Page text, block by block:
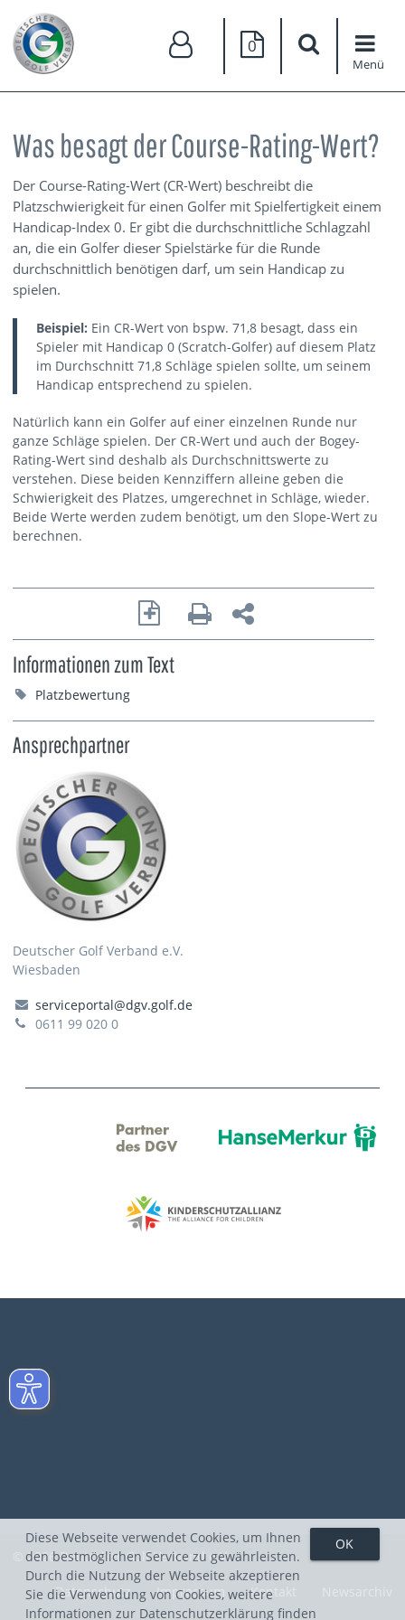
Diese Webseite verwendet Cookies, um Ihnen
den bestmöglichen Service zu gewährleisten.
Durch die Nutzung der Webseite akzeptieren
Sie die Verwendung von Cookies, weitere
Informationen zur Datenschutzerklärung finden
0
Menü
Was besagt der Course-Rating-Wert?
Der Course-Rating-Wert (CR-Wert) beschreibt die
Platzschwierigkeit für einen Golfer mit Spielfertigkeit einem
Handicap-Index 0. Er gibt die durchschnittliche Schlagzahl
an, die ein Golfer dieser Spielstärke für die Runde
durchschnittlich benötigen darf, um sein Handicap zu
spielen.
Beispiel: Ein CR-Wert von bspw. 71,8 besagt, dass ein
Spieler mit Handicap 0 (Scratch-Golfer) auf diesem Platz
im Durchschnitt 71,8 Schläge spielen sollte, um seinem
Handicap entsprechend zu spielen.
Natürlich kann ein Golfer auf einer einzelnen Runde nur
ganze Schläge spielen. Der CR-Wert und auch der Bogey-
Rating-Wert sind deshalb als Durchschnittswerte zu
verstehen. Diese beiden Kennziffern alleine geben die
Schwierigkeit des Platzes, umgerechnet in Schläge, wieder.
Beide Werte werden zudem benötigt, um den Slope-Wert zu
berechnen.
Informationen zum Text
Platzbewertung
Ansprechpartner
Deutscher Golf Verband e.V.
Wiesbaden
serviceportal@dgv.golf.de
0611 99 020 0
© 2026 Deutscher Golf Verband e.V.
Datenschutz Impressum Kontakt